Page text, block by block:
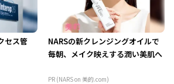
セス管
NARSの新クレンジングオイルで
毎朝、メイク映えする潤い美肌へ
PR (NARS on 美的.com)